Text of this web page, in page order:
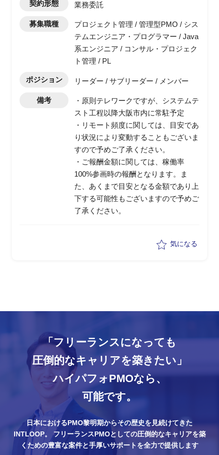
契約形態 業務委託
募集職種
プロジェクト管理 / 管理型PMO / シス
テムエンジニア・プログラマー / Java
系エンジニア / コンサル・プロジェク
ト管理 / PL
ポジション リーダー / サブリーダー / メンバー
備考
・原則テレワークですが、システムテ
スト工程以降大阪市内に常駐予定
・リモート頻度に関しては、目安であ
り状況により変動することもございま
すので予めご了承ください。
・ご報酬金額に関しては、稼働率
100%参画時の報酬となります。ま
た、あくまで目安となる金額であり上
下する可能性もございますので予めご
了承ください。
気になる
「フリーランスになっても
圧倒的なキャリアを築きたい」
ハイパフォPMOなら、
可能です。
日本におけるPMO黎明期からその歴史を見続けてきた
INTLOOP。
フリーランスPMOとしての圧倒的なキャリアを築
くための豊富な案件と手厚いサポートを全力で提供します